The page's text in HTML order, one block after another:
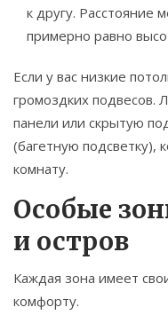
к другу. Расстояние
примерно равно
Если у вас низкие
громоздких подвесов.
панели или скрытую
(багетную подсветку),
комнату.
Особые
и остров
Каждая зона имеет
комфорту.